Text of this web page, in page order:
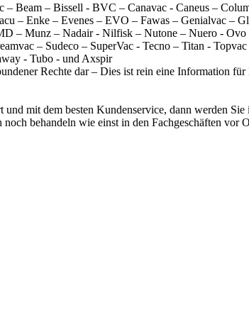
Beam – Bissell - BVC – Canavac - Caneus –
– Enke – Evenes – EVO – Fawas – Genialvac –
– Munz – Nadair - Nilfisk – Nutone – Nuero -
– Sudeco – SuperVac - Tecno – Titan -
- Tubo - und Axspir
Rechte dar – Dies ist rein eine Information für
mit dem besten Kundenservice, dann werden
behandeln wie einst in den Fachgeschäften vor